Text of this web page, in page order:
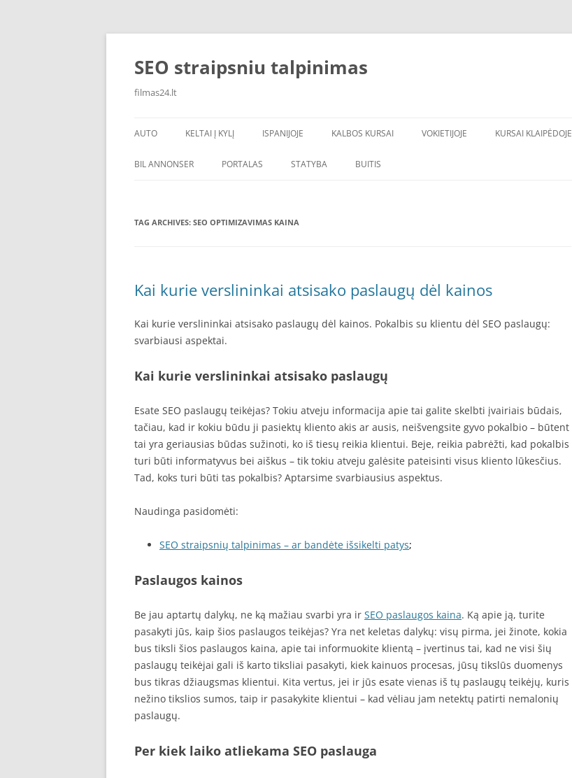
Skip
SEO straipsniu talpinimas
filmas24.lt
AUTO KELTAI Į KYLĮ ISPANIJOJE KALBOS KURSAI VOKIETIJOJE KURSAI KLAIPĖDOJE
BIL ANNONSER PORTALAS STATYBA BUITIS
TAG ARCHIVES: SEO OPTIMIZAVIMAS KAINA
Kai kurie verslininkai atsisako paslaugų dėl kainos
Kai kurie verslininkai atsisako paslaugų dėl kainos. Pokalbis su klientu dėl SEO paslaugų:
svarbiausi aspektai.
Kai kurie verslininkai atsisako paslaugų
Esate SEO paslaugų teikėjas? Tokiu atveju informacija apie tai galite skelbti įvairiais būdais,
tačiau, kad ir kokiu būdu ji pasiektų kliento akis ar ausis, neišvengsite gyvo pokalbio – būtent
tai yra geriausias būdas sužinoti, ko iš tiesų reikia klientui. Beje, reikia pabrėžti, kad pokalbis
turi būti informatyvus bei aiškus – tik tokiu atveju galėsite pateisinti visus kliento lūkesčius.
Tad, koks turi būti tas pokalbis? Aptarsime svarbiausius aspektus.
Naudinga pasidomėti:
SEO straipsnių talpinimas – ar bandėte išsikelti patys;
Paslaugos kainos
Be jau aptartų dalykų, ne ką mažiau svarbi yra ir SEO paslaugos kaina. Ką apie ją, turite
pasakyti jūs, kaip šios paslaugos teikėjas? Yra net keletas dalykų: visų pirma, jei žinote, kokia
bus tiksli šios paslaugos kaina, apie tai informuokite klientą – įvertinus tai, kad ne visi šių
paslaugų teikėjai gali iš karto tiksliai pasakyti, kiek kainuos procesas, jūsų tikslūs duomenys
bus tikras džiaugsmas klientui. Kita vertus, jei ir jūs esate vienas iš tų paslaugų teikėjų, kuris
nežino tikslios sumos, taip ir pasakykite klientui – kad vėliau jam netektų patirti nemalonių
paslaugų.
Per kiek laiko atliekama SEO paslauga